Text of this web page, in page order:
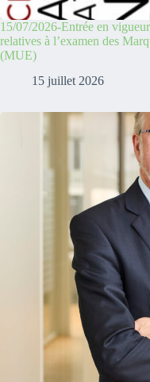
15/07/2026-Entrée en
relatives à l’examen des
(MUE)
15 juillet 2026